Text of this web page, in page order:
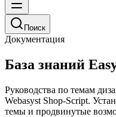
Поиск
Документация
База знаний
Руководства по темам
Webasyst Shop-Script.
темы и продвинутые